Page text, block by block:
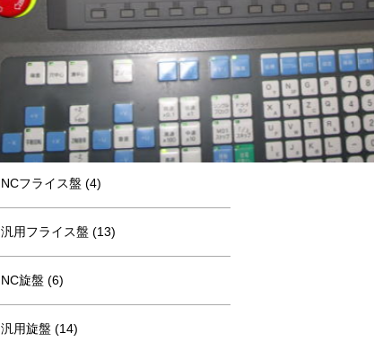
カテゴリー一覧
マシニング (8)
NCフライス盤 (4)
汎用フライス盤 (13)
NC旋盤 (6)
汎用旋盤 (14)